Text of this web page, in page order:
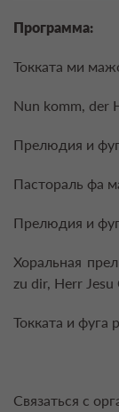
Программа:
Токката ми
Nun komm, der
Прелюдия и
Пастораль фа
Прелюдия и
Хоральная
zu dir, Herr
Токката и фуга
Связаться с